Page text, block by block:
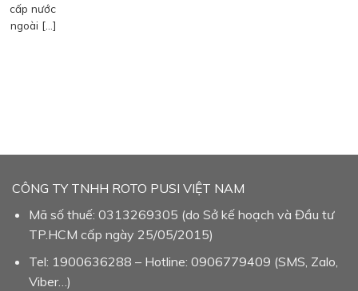
cấp nước
ngoài […]
CÔNG TY TNHH ROTO PUSI VIỆT NAM
Mã số thuế: 0313269305 (do Sở kế hoạch và Đầu tư
TP.HCM cấp ngày 25/05/2015)
Tel: 1900636288 – Hotline: 0906779409 (SMS, Zalo,
Viber…)